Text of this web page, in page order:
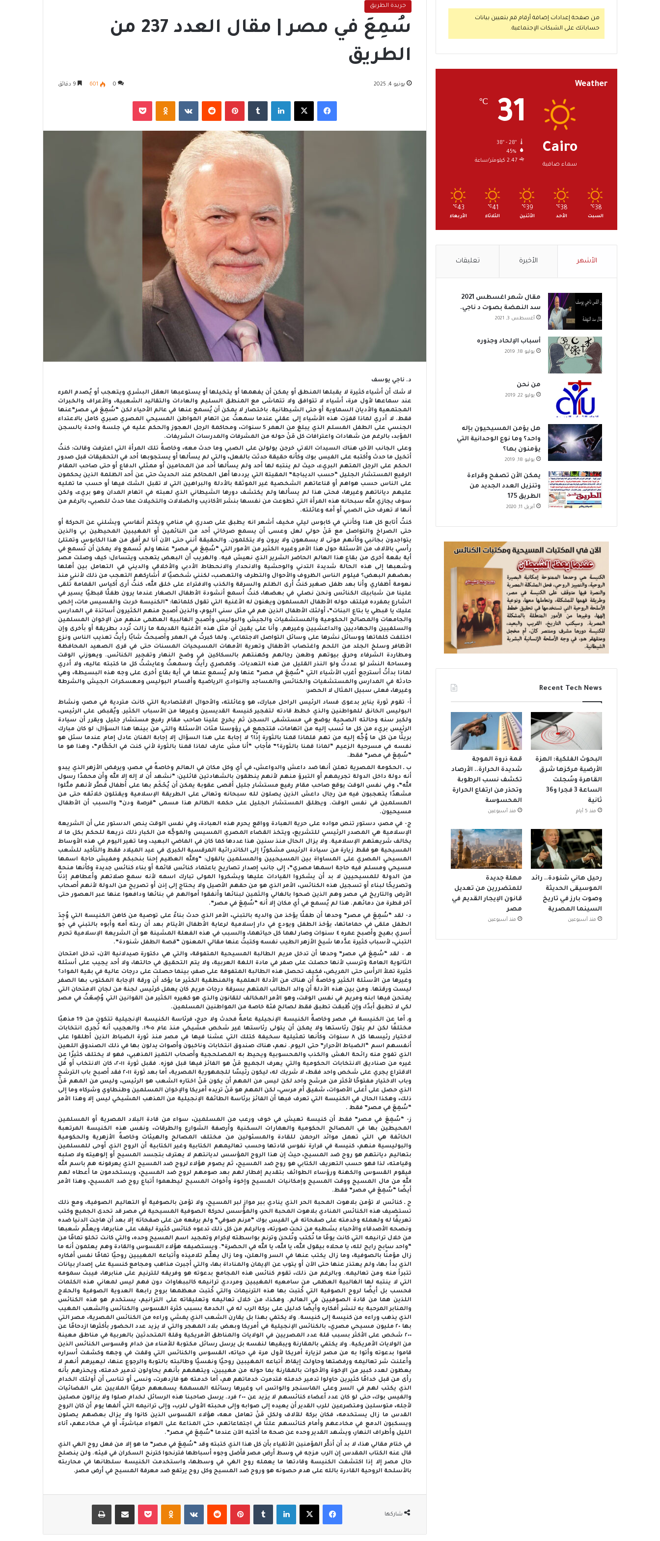
جريدة الطريق
سُمِعَ في مصر | مقال العدد 237 من
الطريق
يونيو 4, 2025 0
601
فيسبوك لينكدإن بينتيريست
د. ناجي يوسف
لا شك أن أشياء كثيرة لا يقبلها المنطق أو يمكن أن يفهمها أو يتخيلها أو يستوعبها العقل البشري ويتعجب أو يُصدم المرء
عند سماعها لأول مرة، أشياء لا تتوافق ولا تتماشى مع المنطق السليم والعادات والتقاليد الشعبية، والأعراف والخبرات
المجتمعية والأديان السماوية أو حتى الشيطانية. باختصار لا يمكن أن يُسمع عنها في عالم الأحياء لكن “سُمِعَ في مصر”عنها
فقط. لا أدري لماذا قفزت هذه الأشياء إلى عقلي عندما سمعتُ عن اتهام المواطن المسيحي المصري صبري كامل بالاعتداء
الجنسي على الطفل المسلم الذي يبلغ من العمر 5 سنوات، ومحاكمة الرجل العجوز والحكم عليه في جلسة واحدة بالسجن
المؤبد، بالرغم من شهادات واعترافات كل مَنْ حوله من المشرفات والمدرسات الشريفات.
وعلى الجانب الآخر، هناك السيدات اللاتي خرجن يولولن على الصبي وما حدث معه، وخاصةً تلك المرأة التي اعترفت وقالت: كنتُ
أتخيل ما حدث وأكتبه على الفيس بوك وكأنه حقيقة حدثت بالفعل، والتي لم يسألها أو يستجوبها أحد في التحقيقات قبل صدور
الحكم على الرجل المتهم البريء، حيث لم ينتبه لها أحد ولم يسألها أحد من المحامين أو ممثلي الدفاع أو حتى صاحب المقام
الرفيع المستشار الجليل “حسب الديباجة” المقيتة التي يرددها أهل المحاكم عند الحديث حتى عن أحد الظلمة الذين يحكمون
على الناس حسب هواهم أو قناعاتهم الشخصية غير الموثقة بالأدلة والبراهين التي لا تقبل الشك فيها أو حسب ما تمليه
عليهم دياناتهم وغيرها، فحتى هذا لم يسألها ولم يكتشف دورها الشيطاني الذي لعبته في اتهام المدان وهو بريء، ولكن
سوف يجازي الله سبحانه هذه المرأة التي تطوعت من نفسها بنشر الأكاذيب والضلالات والتخيلات عما حدث للصبي، بالرغم من
أنها لا تعرف حتى الصبي أو أمه وعائلته.
كنتُ أتابع كل هذا وكأنني في كابوس ليلي مخيف أشعر انه يطبق على صدري في منامي ويكتم أنفاسي ويشلني عن الحركة أو
حتى الصراخ والتواصل مع مَنْ حولي لعل وعسى أن يسمع صرخاتي أحد من النائمين أو المغيبين المحيطين بي والذين
يتواجدون بجانبي وكأنهم موتى لا يسمعون ولا يرون ولا يتكلمون. والحقيقة أنني حتى الآن أنا لم أفق من هذا الكابوس وتمتلئ
رأسي بالآلاف من الأسئلة حول هذا الأمر وغيره الكثير من الأمور التي “سُمِعَ في مصر” عنها ولم تُسمع ولا يمكن أن تُسمع في
أية بقعة أخرى من بقاع هذا العالم الحاضر الشرير الذي نعيش فيه. والغريب أن البعض يتعجب ويتساءل: كيف وصلت مصر
وشعبها إلى هذه الحالة شديدة التدني والوحشية والانحدار والانحطاط الأدبي والأخلاقي والديني في التعامل بين أهلها
بعضهم البعض؟ فيلوم الناس الظروف والأحوال والتطرف والتعصب، لكنني شخصيًا لا أشاركهم التعجب من ذلك لأنني منذ
نعومة أظفاري وأنا بعد طفل صغير كنتُ أرى الظلم والسرقة والكذب والافتراء على خلق الله، كنتُ أرى أكياس القمامة تُلقى
علينا من شبابيك الكنائس ونحن نصلي في بعضها، كنتُ أسمع أنشودة الأطفال الصغار عندما يرون طفلًا قبطيًا يسير في
الشارع بمفرده فيلتف حوله الأطفال المسلمون ويغنون له الأغنية التي تقول كلماتها: “الكنيسة خربت والقسيس مات، إخص
عليك يا قبطي يا بتاع البنات”، أولئك الأطفال الذين هم في مثل سني اليوم، والذين أصبح منهم الكثيرون أساتذة في المدارس
والجامعات والمصالح الحكومية والمستشفيات والجيش والبوليس وأصبح الغالبية العظمى منهم من الإخوان المسلمين
والسلفيين والجهاديين والداعشيين وغيرهم. وأنا على يقين أن مثل هذه الأغنية القديمة ما زالت تُردد بطريقة أو بأخرى وإن
اختلفت كلماتها ووسائل نشرها على وسائل التواصل الاجتماعي. ولما كبرتُ في العمر وأصبحتُ شابًا رأيتُ تعذيب الناس ونزع
الأظافر وسلخ الجلد من اللحم واغتصاب الأطفال وتعرية الأمهات المسيحيات المسنات حتى في قرى الصعيد المحافظة
ومطاردة الشرفاء وحرق بيوتهم وطعن رجالهم وكهنتهم بالسكاكين في وضح النهار وتفجير الكنائس. ويعوزني الوقت
ومساحة النشر لو عددتُ ولو النذر القليل من هذه التعديات. وكمصري رأيتُ وسمعتُ وعايشتُ كل ما كتبته عاليه، ولا أدري
لماذا بدأتُ أسترجع أغرب الأشياء التي “سُمِعَ في مصر” عنها ولم يُسمع عنها في أية بقاع أخرى على وجه هذه البسيطة، وهي
حادثة في المدارس والمستشفيات والكنائس والمساجد والنوادي الرياضية وأقسام البوليس ومعسكرات الجيش والشرطة
وغيرها، فعلى سبيل المثال لا الحصر:
أ- تقوم ثورة يناير بدعوى فساد الرئيس الراحل مبارك، هو وعائلته، والأحوال الاقتصادية التي كانت متردية في مصر، ونشاط
البوليس الخانق للمواطنين والذي خطط قادته لتفجير كنيسة القديسين وغيرها من الأسباب الكثير. ويُقبض على الرئيس،
ولكبر سنه وحالته الصحية يوضع في مستشفى السجن ثم يخرج علينا صاحب مقام رفيع مستشار جليل ويقرر أن سيادة
الرئيس بريء من كل ما نُسب إليه من اتهامات، فتتجمع في رؤوسنا مئات الأسئلة والتي من بينها هذا السؤال: لو كان مبارك
بريئًا من كل ما وُجِّه إليه من تهم فلماذا قمنا بالثورة إذًا؟ لا إجابة على هذا السؤال إلا إجابة الفنان عادل إمام عندما سئل هو
نفسه في مسرحية الزعيم “لماذا قمنا بالثورة؟” فأجاب “أنا مش عارف لماذا قمنا بالثورة لأني كنت في الحَمَّام”، وهذا هو ما
“سُمِعَ في مصر” فقط.
ب ـ الحكومة المصرية تعلن أنها ضد داعش والدواعش، في أي وكل مكان في العالم وخاصةً في مصر، ويرفض الأزهر الذي يبدو
أنه دولة داخل الدولة تجريمهم أو التبرؤ منهم لأنهم ينطقون بالشهادتين قائلين: “نشهد أن لا إله إلا الله وأن محمدًا رسول
الله”، وفي نفس الوقت يوقع صاحب مقام رفيع مستشار جليل أقصى عقوبة يمكن أن يُحْكَم بها على أطفال قُصَّر لأنهم مثَّلوا
مشهدًا يتعجبون فيه من رجال داعش الذين يصلون لله سبحانه وتعالى على الطريقة الإسلامية ويقتلون خلائقه حتى من
المسلمين في نفس الوقت. ويطلق المستشار الجليل على حكمه الظالم هذا مسمى “قرصة ودن” والسبب أن الأطفال
مسيحيون.
ج- في مصر، دستور تنص مواده على حرية العبادة وواقع يحرم هذه العبادة، وفي نفس الوقت ينص الدستور على أن الشريعة
الإسلامية هي المصدر الرئيسي للتشريع، ويتخذ القضاء المصري المسيس والموجَّه من الكبار ذلك ذريعة للحكم بكل ما لا
يخالف شريعتهم الإسلامية. ولا يزال الحال منذ سنين هذا عددها كما كان في الماضي البعيد، وما تغير اليوم في هذه الأوساط
المسيحية هو فقط زيارة من سيادة الرئيس مشكورًا إلى الكاتدرائية المرقسية الكبرى في عيد الميلاد فقط والتأكيد للشعب
المسيحي المصري على المساواة بين المسيحيين والمسلمين بالقول: “والله العظيم إحنا بنحبكم ومفيش حاجة اسمها
مسيحي ومسلم فيه حاجة اسمها مصري”، إلى جانب إصدار تصاريح باعتماد كنائس قائمة أو بناء كنائس جديدة وكأنها منحة
من الدولة للمسيحيين لا بد أن يشكروا القيادات عليها ويشكروا المولى تبارك اسمه لأنه سمع صلاتهم وأعطاهم إذنًا
وتصريحًا لبناء أو تسجيل هذه الكنائس، الأمر الذي هو من حقهم الأصيل ولا يحتاج إلى إذن أو تصريح من الدولة لأنهم أصحاب
الأرض والتاريخ في مصر وهم الذين ضحوا بالغالي والثمين لبنائها وأنفقوا أموالهم في بنائها ودافعوا عنها عبر العصور حتى
آخر قطرة من دمائهم. هذا لم يُسمع في أي مكان إلا أنه “سُمِعَ في مصر”.
د- لقد “سُمِعَ في مصر” وحدها أن طفلًا يؤخذ من والديه بالتبني، الأمر الذي حدث بناءً على توصية من كاهن الكنيسة التي وُجِدَ
الطفل ملقى في حماماتها، يؤخذ الطفل ويودع في دار إسلامية لرعاية الأطفال الأيتام بعد أن ربته أمه وأبوه بالتبني في جو
أسري بهيج وأصبح عمره ٤ سنوات وصار لهما كل حياتهما، والسبب في هذه الفعلة المشينة هو أن الشريعة الإسلامية تحرم
التبني، لأسباب كثيرة عدَّدها شيخ الأزهر الطيب نفسه وكتبتُ عنها مقالي المعنون “قصة الطفل شنودة”.
هـ – لقد “سُمِعَ في مصر” وحدها أن تدخل مريم الطالبة المسيحية المتفوقة، والتي هي دكتورة صيدلانية الآن، تدخل امتحان
الثانوية العامة وترسب لأنها حصلت على صفر في مادة اللغة العربية، ولا يتم التحقيق في حالتها، ولا أحد يجيب على أسئلة
كثيرة تملأ الرأس حتى المريض، فكيف تحصل هذه الطالبة المتفوقة على صفر، بينما حصلت على درجات عالية في بقية المواد؟
وغيرها من الأسئلة الكثير وخاصةً أن هناك من الأدلة العلمية والمنطقية الكثير ما يؤكد أن ورقة الإجابة المكتوب بها الصفر
ليست ورقتها. ومن بين هذه الأدلة أن والد الطالب المتهم بسرقة درجات مريم كان يعمل كرئيس لجنة من لجان الامتحان التي
يمتحن فيها ابنه ومريم في نفس الوقت، وهو الأمر المخالف للقانون والذي هو كغيره الكثير من القوانين التي وُضِعَتُ في مصر
لكي لا تطبق أبدًا، وإن طُبقت تطبق فقط لصالح فئة خاصة من المواطنين المسلمين.
وـ أما عن الكنيسة في مصر وخاصةً الكنيسة الإنجيلية عامةً فحدث ولا حرج، فرئاسة الكنيسة الإنجيلية تتكون من 19 مذهبًا
مختلفًا لكن لم يتولَ رئاستها ولا يمكن أن يتولى رئاستها غير شخص مشيخي منذ عام ١٩٠٥. والعجيب أنه تُجرى انتخابات
لاختيار رئيسها كل ٨ سنوات وكأنها تمثيلية سخيفة كتلك التي عشنا فيها في مصر منذ ثورة الضباط الذين أطلقوا على
أنفسهم اسم “الضباط الأحرار” حتى اليوم. نعم، هناك صندوق انتخابات وناخبون وأصوات يدلون بها في ذلك الصندوق اللعين
الذي تفوح منه رائحة الغش والكذب والمحسوبية ويحيط به المصلحجية وأصحاب التميز المذهبي، فهو لا يختلف كثيرًا عن
غيره من صناديق الانتخابات الحكومية والتي يعرف الجميع مَنْ هو الفائز فيها قبل فوزه. فقبل ثورة ٢٠١١، كان الانتخاب أو قُل
الاقتراع يجري على شخص واحد فقط، لا شريك له، ليكون رئيسًا للجمهورية المصرية، أما بعد ثورة ٢٠١١ فقد أصبح باب الترشح
وباب الاختيار مفتوحًا لأكثر من مرشح واحد لكن ليس من المهم أن يكون مَنْ اختاره الشعب هو الرئيس، وليس من المهم مَنْ
الذي حصل على أعلى الأصوات، شفيق أم مرسي، لكن المهم هو مَنْ تريده أمريكا والإخوان المسلمين وطنطاوي وشركاه وما إلى
ذلك، وهكذا الحال في الكنيسة التي تعرف فيها أن الفائز برئاسة الطائفة الإنجيلية من المذهب المشيخي ليس إلا وهذا الأمر
“سُمِعَ في مصر” فقط .
ز- “سُمِعَ في مصر” فقط أن كنيسة تعيش في خوف ورعب من المسلمين، سواء من قادة البلاد المصرية أو المسلمين
المحيطين بها في المصالح الحكومية والعمارات السكنية وأرصفة الشوارع والطرقات، ونفس هذه الكنيسة المرتعبة
الخائفة هي التي تعمل موائد الرحمن للقادة والمسئولين من مختلف المصالح والهيئات وخاصةً الأزهرية والحكومية
والبوليسية منهم، كنيسة في قرارة نفوس قادتها وحسب تعاليمهم الكتابية وغير الكتابية أن الروح الذي أوحى للمسلمين
بتعاليم ديانتهم هو روح ضد المسيح، حيث إن هذا الروح المؤسس لديانتهم لا يعترف بتجسد المسيح أو إلوهيته ولا صلبه
وقيامته، لذا فهو حسب التعريف الكتابي هو روح ضد المسيح، ثم يصوم هؤلاء لروح ضد المسيح الذي يعرفونه هم باسم الله
فيقوم القسوس والكهنة ورؤساء الطوائف بتقديم إفطار لهم بعد صومهم لروح ضد المسيح، ويستخدمون ما أعطاه لهم
الله من مال المسيح ووقت المسيح وإمكانيات المسيح وإخوة وأخوات المسيح ليطعموا أتباع روح ضد المسيح، وهذا الأمر
أيضًا “سُمِعَ في مصر” فقط.
ح ـ كنائس لا تؤمن بلاهوت المحبة الحر الذي ينادي ببر موازٍ لبر المسيح، ولا تؤمن بالصوفية أو التعاليم الصوفية، ومع ذلك
تستضيف هذه الكنائس المنادي بلاهوت المحبة الحر، والمؤسس لحركة الصوفية المسيحية في مصر قد تحدى الجميع وكتب
تعريفًا له ولعمله وخدمته على صفحاته في الفيس بوك “مرنم صوفي” ولم يرفعه من على صفحاته إلا بعد أن هاجت الدنيا ضده
ونصحه الأصدقاء والأحباء بشطبه من تحت صورته، وبالرغم من كل ذلك تدعوه كنائس كثيرة ليقف على منابرها، ويعلِّم شعبها
من خلال ترانيمه التي كانت يومًا ما تُكتب وتُلحن وترنم بواسطته لإكرام وتمجيد اسم المسيح وحده، والتي كانت تخلو تمامًا من
“واحد سابح رايح لله، يا محلاه بيقول الله، يا الله، يا الله في الحضرة”. ويستضيفه هؤلاء القسوس والقادة وهم يعلمون أنه ما
زال مؤمنًا بالصوفية، وما زال يكتب عنها في السر والعلن، وما زال يعلِّم تلاميذه وأتباعه المغيبين روحيًا تمامًا نفس أفكاره
الذي بدأ بها، ولم يعتذر عنها حتى الآن أو يتوب عن الإيمان والمناداة بها، والتي أجبرت مذاهب ومجامع كنسية على إصدار بيانات
تتبرأ منه ومن تعاليمه. وبالرغم من ذلك، تقوم كنائس هذه المجامع بدعوته هو وفريقه للترنيم على منابرها، فيبث سمومه
التي لا ينتبه لها الغالبية العظمى من سامعيه المغيبين ومرددي ترانيمه كالببغاوات دون فهم ليس لمعاني هذه الكلمات
فحسب بل أيضًا لروح الصوفية التي كُتبت بها هذه الترنيمات والتي كُتبت معظمها بروح رابعة العدوية الصوفية والحلاج
اللذين هما من قادة الصوفيين في العالم. وهكذا، من خلال تعاليمه وتعليقاته على الترانيم، يستخدم هو هذه الكنائس
والمنابر المرحبة به لنشر أفكاره وأيضًا كدليل على بركة الرب له في الخدمة بسبب كثرة القسوس والكنائس والشعب المغيب
الذي يذهب وراءه من كنيسة إلى كنيسة. ولا يكتفي بهذا بل يقارن الشعب الذي يمشي وراءه من الكنائس المصرية، مصر التي
بها ٢٠ مليون مسيحي مصري، بالكنائس الإنجيلية في أمريكا وبعض بلاد المهجر والتي لا يزيد عدد الحضور بأكثرها ازدحامًا عن
٢٠٠ شخص على الأكثر بسبب قلة عدد المصريين في الولايات والمناطق الأمريكية وقلة المتحدثين بالعربية في مناطق معينة
من الولايات الأمريكية. ولا يكتفي بالمقارنة ويبقيها لنفسه بل يرسل رسائل مكتوبة للأمناء من خدام وقسوس الكنائس الذين
قاموا بدعوته وأتوا به من مصر لزيارة أمريكا لأول مرة في حياته، القسوس والكنائس التي وقفت في وجهه وكشفت أسراره
وأعلنت شر تعاليمه ورفضتها وحاولت إيقاظ أتباعه المغيبين روحيًا ونفسيًا وطالبته بالتوبة والرجوع عنها، ليعيرهم أنهم لا
يعظون لعدد كبير من الإخوة والأخوات بالمقارنة بما حوله من مغيبين، ويتهمهم بأنهم يحاولون تدمير خدمته، ويحذرهم بأنه
رأى من قبل خدامًا كثيرين حاولوا تدمير خدمته فتدمرت خدماتهم هم، أما خدمته هو فازدهرت، ونسى أو تناسى أن أولئك الخدام
الذي يكتب لهم في السر وعلى الماسنجر والواتس اب وغيرها رسائله المسممة يسمعهم حرفيًا الملايين على الفضائيات
والفيس بوك، حتى لو كان عدد أعضاء كنائسهم لا يزيد عن ٢٠٠ فرد. يرسل صاحبنا هذه الرسائل لخدام صلوا ولا يزالون مصلين
لأجله، متوسلين ومتضرعين للرب القدير أن يعيده إلى صوابه وإلى محبته الأولى للرب، وإلى ترانيمه التي ألفها يوم أن كان الروح
القدس ما زال يستخدمه، فكان بركة للآلاف ولكل مَنْ تعامل معه، هؤلاء القسوس الذين كانوا ولا يزال بعضهم يصلون
ويسكبون الدمع في مخادعهم وأمام كنائسهم علنًا في اجتماعاتهم، حتى المذاعة على الهواء مباشرةً، أو في مخادعهم، آناء
الليل وأطراف النهار، ويشهد القدير وحده عن صحة ما أكتبه الآن عندما “سُمِعَ في مصر”.
في ختام مقالي هذا، لا بد أن أذكِّر المؤمنين الأتقياء بأن كل هذا الذي كتبته وقد “سُمِعَ في مصر” ما هو إلا من فعل روح الغي الذي
قال عنه الكتاب المقدس إن الرب مزجه في وسط أرض مصر فأضل وجوه أسباطها فترنحوا كترنح السكران في قيئه. ولن ينصلح
حال مصر إلا إذا اكتشفت الكنيسة وقادتها ما يعمله روح الغي في وسطها، واستخدمت الكنيسة سلطانها في محاربته
بالأسلحة الروحية القادرة بالله على هدم حصونه هو وروح ضد المسيح وكل روح يرتفع ضد معرفة المسيح في أرض مصر.
شاركها
فيسبوك لينكدإن بينتيريست
من صفحة إعدادات إضافة أرقام قم بتعيين بيانات
حساباتك على الشبكات الإجتماعية.
Weather
Cairo
سماء صافية
31
℃
38º - 28º
45%
2.47 كيلومتر/ساعة
38
℃
السبت
38
℃
الأحد
39
℃
الأثنين
41
℃
الثلاثاء
43
℃
الأربعاء
الأشهر الأخيرة تعليقات
مقال شهر اغسطس 2021
سد النهضة بصوت د ناجي.
أغسطس 3, 2021
أسباب الإلحاد وجذوره
يوليو 18, 2019
من نحن
يوليو 22, 2019
هل يؤمن المسيحيون بإله
واحد؟ وما نوع الوحدانية التي
يؤمنون بها؟
يوليو 18, 2019
يمكن الأن تصفح وقراءة
وتنزيل العدد الجديد من
الطريق 175
أبريل 11, 2020
Recent Tech News
البحوث الفلكية: الهزة
الأرضية مركزها شرق
القاهرة وسُجلت
الساعة 3 فجرا و36
ثانية
منذ 5 أيام
قمة ذروة الموجة
شديدة الحرارة.. الأرصاد
تكشف نسب الرطوبة
وتحذر من ارتفاع الحرارة
المحسوسة
منذ أسبوعين
رحيل هاني شنودة.. رائد
الموسيقى الحديثة
وصوت بارز في تاريخ
السينما المصرية
منذ أسبوعين
مهلة جديدة
للمتضررين من تعديل
قانون الإيجار القديم في
مصر
منذ أسبوعين